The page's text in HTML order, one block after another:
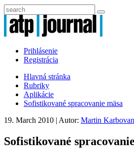
Prihlásenie
Registrácia
Hlavná stránka
Rubriky
Aplikácie
Sofistikované spracovanie mäsa
19. March 2010 | Autor: Martin
Sofistikované